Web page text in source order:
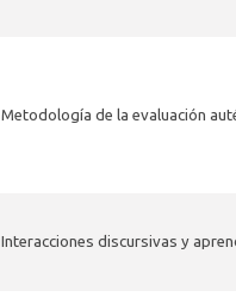
Metodología de la evaluación
Interacciones discursivas y